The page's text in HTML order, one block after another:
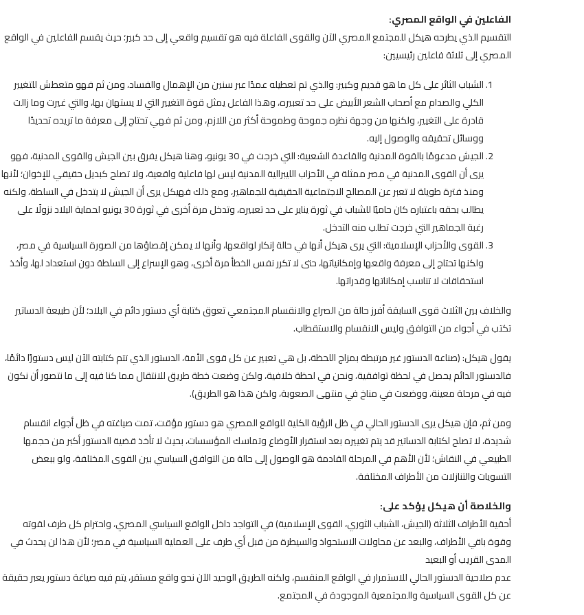
الفاعلين في الواقع المصري:
التقسيم الذي يطرحه هيكل للمجتمع المصري الآن والقوى الفاعلة فيه هو تقسيم واقعي إلى حد كبير؛ حيث يقسم الفاعلين في الواقع
المصري إلى ثلاثة فاعلين رئيسيين:
الشباب الثائر على كل ما هو قديم وكبير: والذي تم تعطيله عمدًا عبر سنين من الإهمال والفساد، ومن ثم فهو متعطش للتغيير
الكلي والصدام مع أصحاب الشعر الأبيض على حد تعبيره، وهذا الفاعل يمثل قوة التغيير التي لا يستهان بها، والتي غيرت وما زالت
قادرة على التغيير، ولكنها من وجهة نظره جموحة وطموحة أكثر من اللازم، ومن ثم فهي تحتاج إلى معرفة ما تريده تحديدًا
ووسائل تحقيقه والوصول إليه.
الجيش مدعومًا بالقوة المدنية والقاعدة الشعبية: التي خرجت في 30 يونيو، وهنا هيكل يفرق بين الجيش والقوى المدنية، فهو
يرى أن القوى المدنية في مصر ممثلة في الأحزاب الليبرالية المدنية ليس لها فاعلية واقعية، ولا تصلح كبديل حقيقي للإخوان؛ لأنها
ومنذ فترة طويلة لا تعبر عن المصالح الاجتماعية الحقيقية للجماهير، ومع ذلك فهيكل يرى أن الجيش لا يتدخل في السلطة، ولكنه
يطالب بحقه باعتباره كان حاميًا للشباب في ثورة يناير على حد تعبيره، وتدخل مرة أخرى في ثورة 30 يونيو لحماية البلاد نزولًا على
رغبة الجماهير التي خرجت تطلب منه التدخل.
القوى والأحزاب الإسلامية: التي يرى هيكل أنها في حالة إنكار لواقعها، وأنها لا يمكن إقصاؤها من الصورة السياسية في مصر،
ولكنها تحتاج إلى معرفة واقعها وإمكانياتها، حتى لا تكرر نفس الخطأ مرة أخرى، وهو الإسراع إلى السلطة دون استعداد لها، وأخذ
استحقاقات لا تناسب إمكاناتها وقدراتها.
والخلاف بين الثلاث قوى السابقة أفرز حالة من الصراع والانقسام المجتمعي تعوق كتابة أي دستور دائم في البلاد؛ لأن طبيعة الدساتير
تكتب في أجواء من التوافق وليس الانقسام والاستقطاب.
يقول هيكل: (صناعة الدستور غير مرتبطة بمزاج اللحظة، بل هي تعبير عن كل قوى الأمة، الدستور الذي تتم كتابته الآن ليس دستورًا دائمًا،
فالدستور الدائم يحصل في لحظة توافقية، ونحن في لحظة خلافية، ولكن وضعت خطة طريق للانتقال مما كنا فيه إلى ما نتصور أن نكون
فيه في مرحلة معينة، ووضعت في مناخ في منتهى الصعوبة، ولكن هذا هو الطريق).
ومن ثم، فإن هيكل يرى الدستور الحالي في ظل الرؤية الكلية للواقع المصري هو دستور مؤقت، تمت صياغته في ظل أجواء انقسام
شديدة، لا تصلح لكتابة الدساتير قد يتم تغييره بعد استقرار الأوضاع وتماسك المؤسسات، بحيث لا تأخذ قضية الدستور أكبر من حجمها
الطبيعي في النقاش؛ لأن الأهم في المرحلة القادمة هو الوصول إلى حالة من التوافق السياسي بين القوى المختلفة، ولو ببعض
التسويات والتنازلات من الأطراف المختلفة.
والخلاصة أن هيكل يؤكد على:
أحقية الأطراف الثلاثة (الجيش، الشباب الثوري، القوى الإسلامية) في التواجد داخل الواقع السياسي المصري، واحترام كل طرف لقوته
وقوة باقي الأطراف، والبعد عن محاولات الاستحواذ والسيطرة من قبل أي طرف على العملية السياسية في مصر؛ لأن هذا لن يحدث في
المدى القريب أو البعيد
عدم صلاحية الدستور الحالي للاستمرار في الواقع المنقسم، ولكنه الطريق الوحيد الآن نحو واقع مستقر، يتم فيه صياغة دستور يعبر حقيقة
عن كل القوى السياسية والمجتمعية الموجودة في المجتمع.